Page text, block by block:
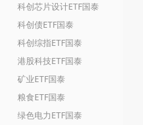
科创芯片设计ETF国泰
科创债ETF国泰
科创综指ETF国泰
港股科技ETF国泰
矿业ETF国泰
粮食ETF国泰
绿色电力ETF国泰